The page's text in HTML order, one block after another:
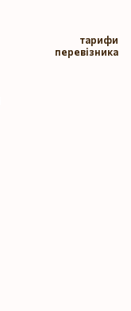
тарифи
перевізника